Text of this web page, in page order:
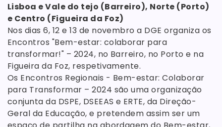
Lisboa e Vale do tejo (Barreiro), Norte (Porto)
e Centro (Figueira da Foz)
Nos dias 6, 12 e 13 de novembro a DGE organiza os
Encontros "Bem-estar: colaborar para
transformar!" – 2024, no Barreiro, no Porto e na
Figueira da Foz, respetivamente.
Os Encontros Regionais - Bem-estar: Colaborar
para Transformar – 2024 são uma organização
conjunta da DSPE, DSEEAS e ERTE, da Direção-
Geral da Educação, e pretendem assim ser um